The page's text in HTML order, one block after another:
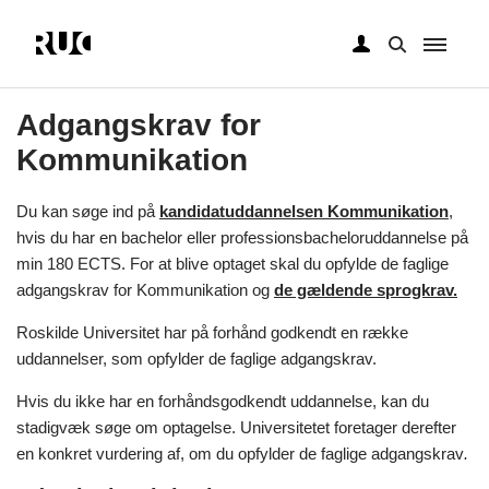
hovedindhold
Adgangskrav for
Kommunikation
Du kan søge ind på kandidatuddannelsen Kommunikation,
hvis du har en bachelor eller professionsbacheloruddannelse på
min 180 ECTS. For at blive optaget skal du opfylde de faglige
adgangskrav for Kommunikation og de gældende sprogkrav.
Roskilde Universitet har på forhånd godkendt en række
uddannelser, som opfylder de faglige adgangskrav.
Hvis du ikke har en forhåndsgodkendt uddannelse, kan du
stadigvæk søge om optagelse. Universitetet foretager derefter
en konkret vurdering af, om du opfylder de faglige adgangskrav.